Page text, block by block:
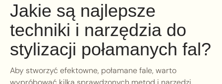
Jakie są najlepsze
techniki i narzędzia do
stylizacji połamanych fal?
Aby stworzyć efektowne, połamane fale, warto